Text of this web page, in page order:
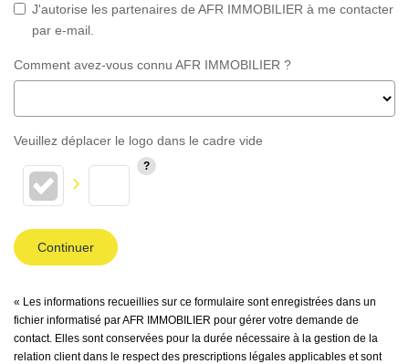
J'autorise les partenaires de AFR IMMOBILIER à me contacter
par e-mail.
Comment avez-vous connu AFR IMMOBILIER ?
Veuillez déplacer le logo dans le cadre vide
Continuer
« Les informations recueillies sur ce formulaire sont enregistrées dans un
fichier informatisé par AFR IMMOBILIER pour gérer votre demande de
contact. Elles sont conservées pour la durée nécessaire à la gestion de la
relation client dans le respect des prescriptions légales applicables et sont